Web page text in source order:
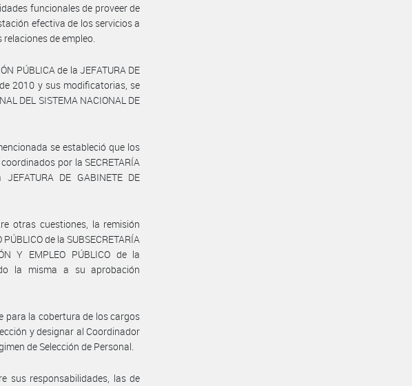
funcionales de proveer de
efectiva de los servicios a
de empleo.
PÚBLICA de la JEFATURA DE
2010 y sus modificatorias, se
DEL SISTEMA NACIONAL DE
se estableció que los
por la SECRETARÍA
DE GABINETE DE
otras cuestiones, la remisión
de la SUBSECRETARÍA
Y EMPLEO PÚBLICO de la
la misma a su aprobación
para la cobertura de los cargos
y designar al Coordinador
de Selección de Personal.
sus responsabilidades, las de